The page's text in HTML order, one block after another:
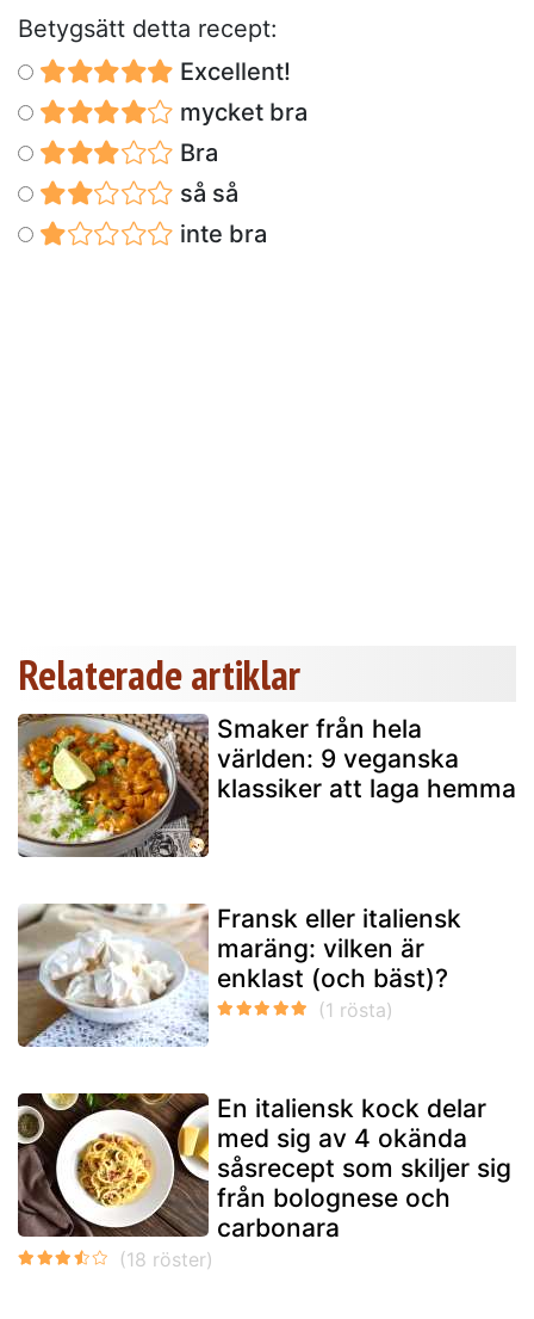
Betygsätt detta recept:
Excellent!
mycket bra
Bra
så så
inte bra
Relaterade artiklar
Smaker från hela
världen: 9 veganska
klassiker att laga hemma
Fransk eller italiensk
maräng: vilken är
enklast (och bäst)?
En italiensk kock delar
med sig av 4 okända
såsrecept som skiljer sig
från bolognese och
carbonara